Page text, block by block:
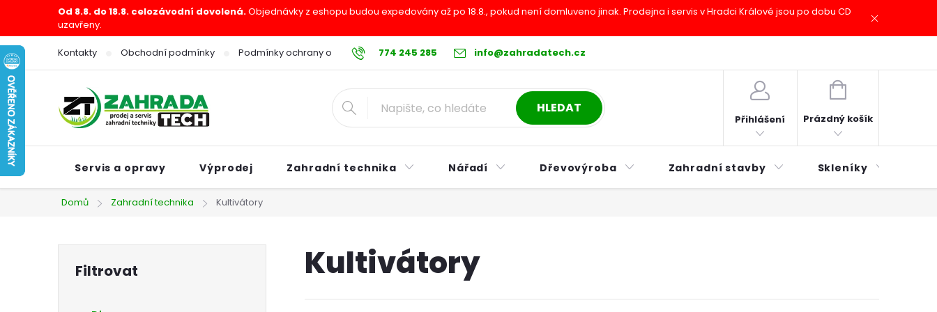
obsah
Od 8.8. do 18.8. celozávodní dovolená.Objednávky z eshopu budou expedovány až po 18.8., pokud není domluveno jinak. Prodejna i servis v Hradci Králové jsou po dobu CD
uzavřeny.
774 245 285 info@zahradatech.cz
Kontakty Obchodní podmínky Podmínky ochrany osobních údajů Reklamační řád Postup při nákupu na splátky ESSOX
HLEDAT
Přihlášení
NÁKUPNÍ
Prázdný košík
Servis a opravy Výprodej Zahradní technika Nářadí Dřevovýroba Zahradní stavby Skleníky
Domů Zahradní technika Kultivátory
Kultivátory